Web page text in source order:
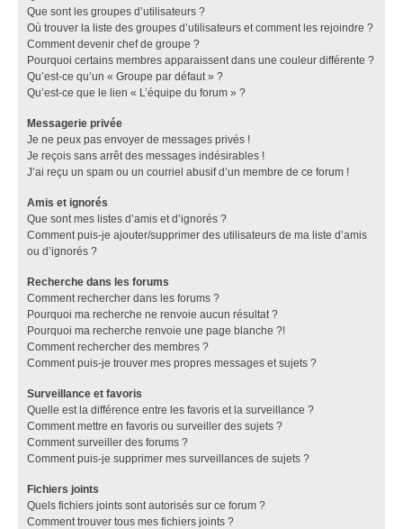
Que sont les groupes d’utilisateurs ?
Où trouver la liste des groupes d’utilisateurs et comment les rejoindre ?
Comment devenir chef de groupe ?
Pourquoi certains membres apparaissent dans une couleur différente ?
Qu’est-ce qu’un « Groupe par défaut » ?
Qu’est-ce que le lien « L’équipe du forum » ?
Messagerie privée
Je ne peux pas envoyer de messages privés !
Je reçois sans arrêt des messages indésirables !
J’ai reçu un spam ou un courriel abusif d’un membre de ce forum !
Amis et ignorés
Que sont mes listes d’amis et d’ignorés ?
Comment puis-je ajouter/supprimer des utilisateurs de ma liste d’amis
ou d’ignorés ?
Recherche dans les forums
Comment rechercher dans les forums ?
Pourquoi ma recherche ne renvoie aucun résultat ?
Pourquoi ma recherche renvoie une page blanche ?!
Comment rechercher des membres ?
Comment puis-je trouver mes propres messages et sujets ?
Surveillance et favoris
Quelle est la différence entre les favoris et la surveillance ?
Comment mettre en favoris ou surveiller des sujets ?
Comment surveiller des forums ?
Comment puis-je supprimer mes surveillances de sujets ?
Fichiers joints
Quels fichiers joints sont autorisés sur ce forum ?
Comment trouver tous mes fichiers joints ?